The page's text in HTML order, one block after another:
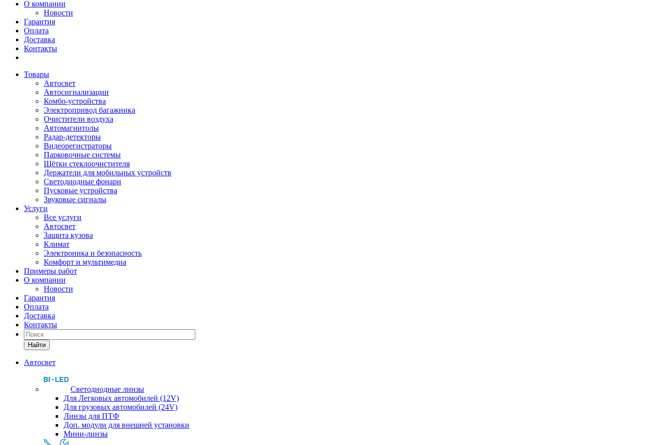
О компании
Новости
Гарантия
Оплата
Доставка
Контакты
Товары
Автосвет
Автосигнализации
Комбо-устройства
Электропривод багажника
Очистители воздуха
Автомагнитолы
Радар-детекторы
Видеорегистраторы
Парковочные системы
Щётки стеклоочистителя
Держатели для мобильных устройств
Светодиодные фонари
Пусковые устройства
Звуковые сигналы
Услуги
Все услуги
Автосвет
Защита кузова
Климат
Электроника и безопасность
Комфорт и мультимедиа
Примеры работ
О компании
Новости
Гарантия
Оплата
Доставка
Контакты
Найти
Автосвет
Светодиодные линзы
Для Легковых автомобилей (12V)
Для грузовых автомобилей (24V)
Линзы для ПТФ
Доп. модули для внешней установки
Мини-линзы